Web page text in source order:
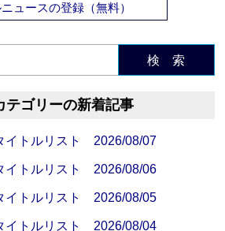
ュースの登録（無料）
検 索
テゴリーの新着記事
イトルリスト 2026/08/07
イトルリスト 2026/08/06
イトルリスト 2026/08/05
イトルリスト 2026/08/04